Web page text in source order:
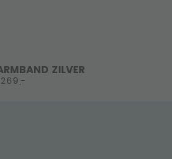
ZILVER
269,-